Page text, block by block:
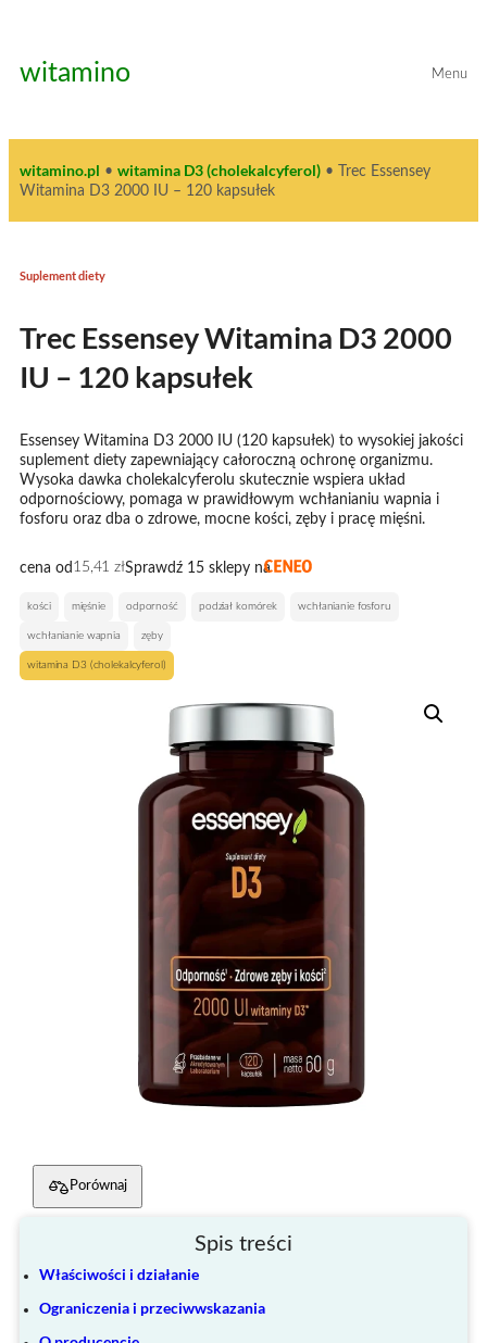
witamino Menu
witamino.pl • witamina D3 (cholekalcyferol) •
Trec Essensey
Witamina D3 2000 IU – 120 kapsułek
Suplement diety
Trec Essensey Witamina D3 2000
IU – 120 kapsułek
Essensey Witamina D3 2000 IU (120 kapsułek) to wysokiej jakości
suplement diety zapewniający całoroczną ochronę organizmu.
Wysoka dawka cholekalcyferolu skutecznie wspiera układ
odpornościowy, pomaga w prawidłowym wchłanianiu wapnia i
fosforu oraz dba o zdrowe, mocne kości, zęby i pracę mięśni.
cena od 15,41złSprawdź 15 sklepy na
kości mięśnie odporność podział komórek wchłanianie fosforu
wchłanianie wapnia zęby
witamina D3 (cholekalcyferol)
Porównaj
Spis treści
Właściwości i działanie
Ograniczenia i przeciwwskazania